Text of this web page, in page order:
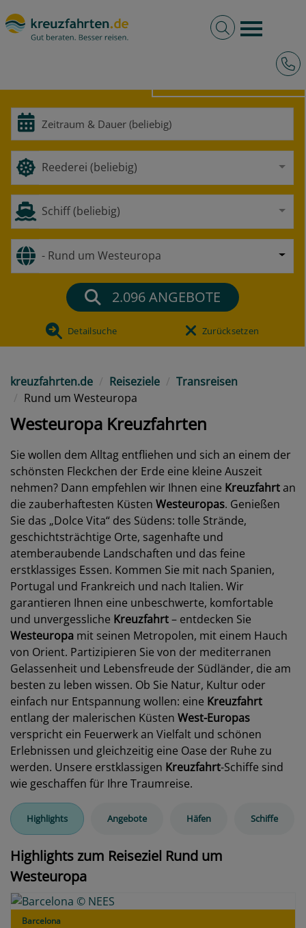
Burger
Volltextsuche
Reederei (beliebig)
Schiff (beliebig)
- Rund um Westeuropa
2.096ANGEBOTE
Detailsuche Zurücksetzen
kreuzfahrten.de Reiseziele
Transreisen
Rund um Westeuropa
Westeuropa Kreuzfahrten
Sie wollen dem Alltag entfliehen und sich an einem der
schönsten Fleckchen der Erde eine kleine Auszeit
nehmen? Dann empfehlen wir Ihnen eine Kreuzfahrtan
die zauberhaftesten Küsten Westeuropas. Genießen
Sie das „Dolce Vita“ des Südens: tolle Strände,
geschichtsträchtige Orte, sagenhafte und
atemberaubende Landschaften und das feine
erstklassiges Essen. Kommen Sie mit nach Spanien,
Portugal und Frankreich und nach Italien. Wir
garantieren Ihnen eine unbeschwerte, komfortable
und unvergessliche Kreuzfahrt– entdecken Sie
Westeuropa mit seinen Metropolen, mit einem Hauch
von Orient. Partizipieren Sie von der mediterranen
Gelassenheit und Lebensfreude der Südländer, die am
besten zu leben wissen. Ob Sie Natur, Kultur oder
einfach nur Entspannung wollen: eine Kreuzfahrt
entlang der malerischen Küsten West-Europas
verspricht ein Feuerwerk an Vielfalt und schönen
Erlebnissen und gleichzeitig eine Oase der Ruhe zu
werden. Unsere erstklassigen Kreuzfahrt-Schiffe sind
wie geschaffen für Ihre Traumreise.
Highlights Angebote Häfen Schiffe
Highlights zum Reiseziel Rund um
Westeuropa
Barcelona